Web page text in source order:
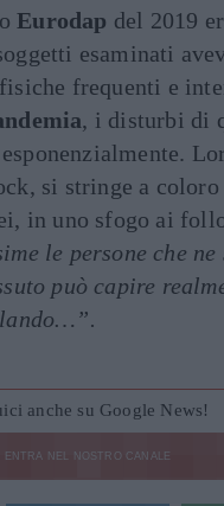
Eurodap del 2019
esaminati
frequenti e
, i disturbi di
si stringe a coloro
in uno sfogo ai
le persone che ne
può capire
anche su Google News!
ENTRA NEL NOSTRO CANALE